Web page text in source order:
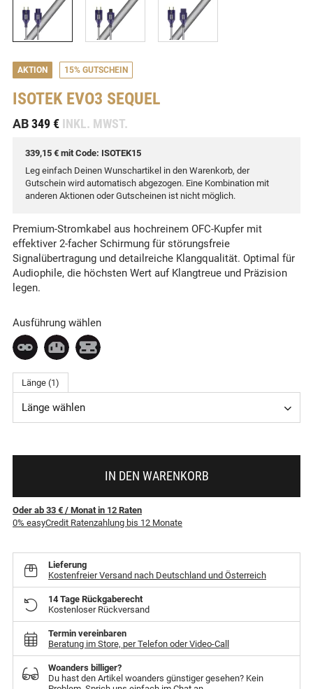
AKTION 15% GUTSCHEIN
ISOTEKEVO3 SEQUEL
AB349 € INKL. MWST.
339,15 € mit Code: ISOTEK15
Leg einfach Deinen Wunschartikel in den Warenkorb, der
Gutschein wird automatisch abgezogen. Eine Kombination mit
anderen Aktionen oder Gutscheinen ist nicht möglich.
Premium-Stromkabel aus hochreinem OFC-Kupfer mit
effektiver 2-facher Schirmung für störungsfreie
Signalübertragung und detailreiche Klangqualität. Optimal für
Audiophile, die höchsten Wert auf Klangtreue und Präzision
legen.
Ausführung wählen
Länge (1)
Länge wählen
IN DEN WARENKORB
Oder ab 33 € / Monatin 12 Raten
0% easyCredit Ratenzahlung bis 12 Monate
Lieferung
Kostenfreier Versand nach Deutschland und Österreich
14 Tage Rückgaberecht
Kostenloser Rückversand
Termin vereinbaren
Beratung im Store, per Telefon oder Video-Call
Woanders billiger?
Du hast den Artikel woanders günstiger gesehen? Kein